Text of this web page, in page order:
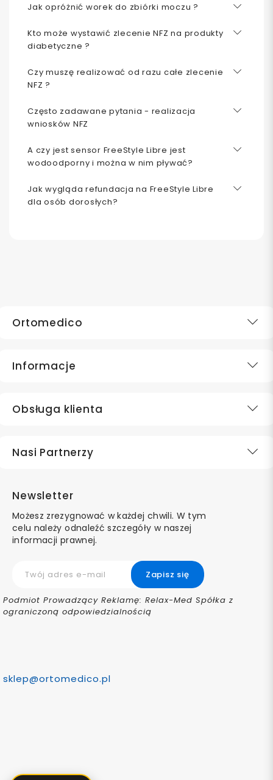
Jak opróżnić worek do zbiórki moczu ?
Kto może wystawić zlecenie NFZ na produkty
diabetyczne ?
Czy muszę realizować od razu całe zlecenie
NFZ ?
Często zadawane pytania - realizacja
wniosków NFZ
A czy jest sensor FreeStyle Libre jest
wodoodporny i można w nim pływać?
Jak wygląda refundacja na FreeStyle Libre
dla osób dorosłych?
Ortomedico
Informacje
Obsługa klienta
Nasi Partnerzy
Newsletter
Możesz zrezygnować w każdej chwili. W tym
celu należy odnaleźć szczegóły w naszej
informacji prawnej.
Podmiot Prowadzący Reklamę: Relax-Med Spółka z
ograniczoną odpowiedzialnością
sklep@ortomedico.pl